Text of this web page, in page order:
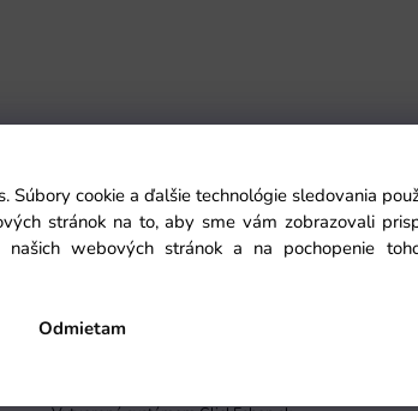
registracie
Súbory cookie a ďalšie technológie sledovania
stránok na to, aby sme vám zobrazovali
našich webových stránok a na pochopenie
Odmietam